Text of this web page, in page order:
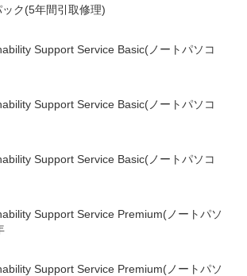
ク(5年間引取修理)
Support Service Basic(ノートパソコ
Support Service Basic(ノートパソコ
Support Service Basic(ノートパソコ
Support Service Premium(ノートパソ
Support Service Premium(ノートパソ